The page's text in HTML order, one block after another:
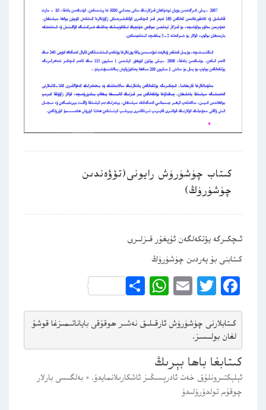
كىتاب چۈشۈرۈش رايونى(تۆۋەندىن
چۈشۈرۈڭ)
ئىچكىرگە يۆتكەلگەن ئۇيغۇر قىزلىرى
كىتابنى بۇ يەردىن چۈشۈرۈڭ
Facebook
Twitter
Email
WhatsApp
Share
كىتابلارنى چۈشۈرۈش ئارقىلىق نەشىر ھوقۇقى باياناتىمىزغا قوشۇ
لغان بولىسىز.
كىتابغا باھا بېرىڭ
ئېلېكتىرونلۇق خەت ئادرېسىڭىز ئاشكارىلانمايدۇ. * بەلگىسى بارلار
چوقۇم تولدۇرۇلىدۇ